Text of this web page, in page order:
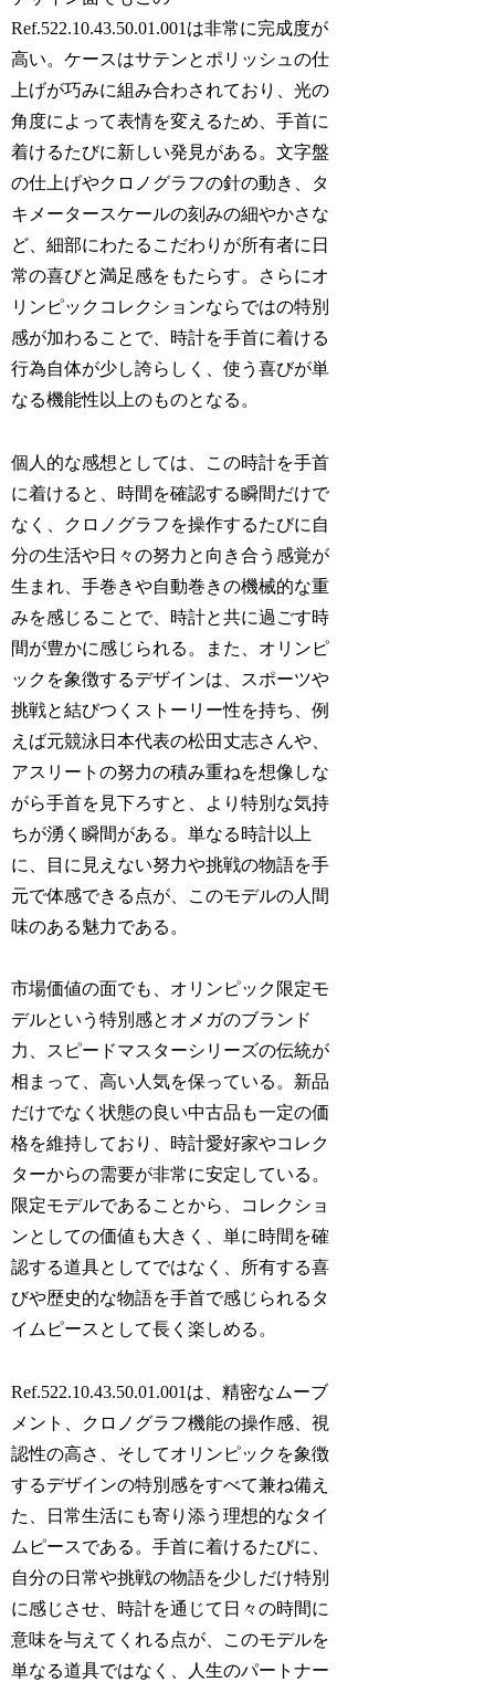
Ref.522.10.43.50.01.001は非常に完成度が
高い。ケースはサテンとポリッシュの仕
上げが巧みに組み合わされており、光の
角度によって表情を変えるため、手首に
着けるたびに新しい発見がある。文字盤
の仕上げやクロノグラフの針の動き、タ
キメータースケールの刻みの細やかさな
ど、細部にわたるこだわりが所有者に日
常の喜びと満足感をもたらす。さらにオ
リンピックコレクションならではの特別
感が加わることで、時計を手首に着ける
行為自体が少し誇らしく、使う喜びが単
なる機能性以上のものとなる。
個人的な感想としては、この時計を手首
に着けると、時間を確認する瞬間だけで
なく、クロノグラフを操作するたびに自
分の生活や日々の努力と向き合う感覚が
生まれ、手巻きや自動巻きの機械的な重
みを感じることで、時計と共に過ごす時
間が豊かに感じられる。また、オリンピ
ックを象徴するデザインは、スポーツや
挑戦と結びつくストーリー性を持ち、例
えば元競泳日本代表の松田丈志さんや、
アスリートの努力の積み重ねを想像しな
がら手首を見下ろすと、より特別な気持
ちが湧く瞬間がある。単なる時計以上
に、目に見えない努力や挑戦の物語を手
元で体感できる点が、このモデルの人間
味のある魅力である。
市場価値の面でも、オリンピック限定モ
デルという特別感とオメガのブランド
力、スピードマスターシリーズの伝統が
相まって、高い人気を保っている。新品
だけでなく状態の良い中古品も一定の価
格を維持しており、時計愛好家やコレク
ターからの需要が非常に安定している。
限定モデルであることから、コレクショ
ンとしての価値も大きく、単に時間を確
認する道具としてではなく、所有する喜
びや歴史的な物語を手首で感じられるタ
イムピースとして長く楽しめる。
Ref.522.10.43.50.01.001は、精密なムーブ
メント、クロノグラフ機能の操作感、視
認性の高さ、そしてオリンピックを象徴
するデザインの特別感をすべて兼ね備え
た、日常生活にも寄り添う理想的なタイ
ムピースである。手首に着けるたびに、
自分の日常や挑戦の物語を少しだけ特別
に感じさせ、時計を通じて日々の時間に
意味を与えてくれる点が、このモデルを
単なる道具ではなく、人生のパートナー